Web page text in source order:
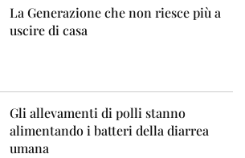
La Generazione che non riesce più a
uscire di casa
Gli allevamenti di polli stanno
alimentando i batteri della diarrea
umana